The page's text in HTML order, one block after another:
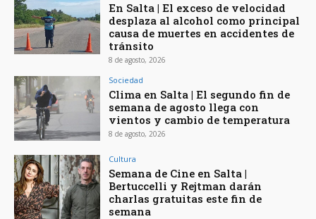
En Salta | El exceso de velocidad
desplaza al alcohol como principal
causa de muertes en accidentes de
tránsito
8 de agosto, 2026
Sociedad
Clima en Salta | El segundo fin de
semana de agosto llega con
vientos y cambio de temperatura
8 de agosto, 2026
Cultura
Semana de Cine en Salta |
Bertuccelli y Rejtman darán
charlas gratuitas este fin de
semana